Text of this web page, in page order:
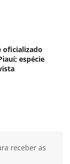
oficializado
espécie
receber as